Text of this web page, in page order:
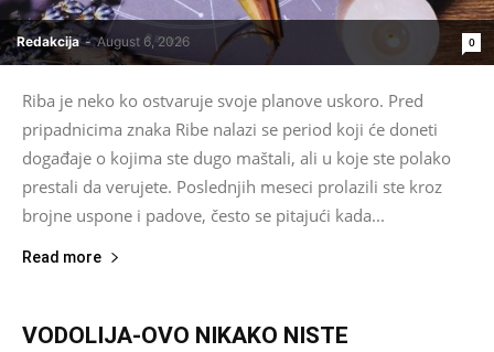
Redakcija - August 6, 2026 0
Riba je neko ko ostvaruje svoje planove uskoro. Pred
pripadnicima znaka Ribe nalazi se period koji će doneti
događaje o kojima ste dugo maštali, ali u koje ste polako
prestali da verujete. Poslednjih meseci prolazili ste kroz
brojne uspone i padove, često se pitajući kada...
Read more
VODOLIJA-OVO NIKAKO NISTE